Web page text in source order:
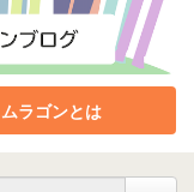
ムラゴンとは